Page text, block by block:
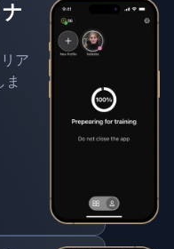
ア
ま